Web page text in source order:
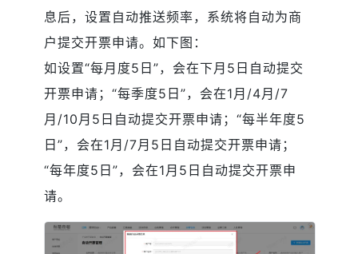
息后，设置自动推送频率，系统将自动为商
户提交开票申请。如下图：
如设置“每月度5日”，会在下月5日自动提交
开票申请；“每季度5日”，会在1月/4月/7
月/10月5日自动提交开票申请；“每半年度5
日”，会在1月/7月5日自动提交开票申请；
“每年度5日”，会在1月5日自动提交开票申
请。